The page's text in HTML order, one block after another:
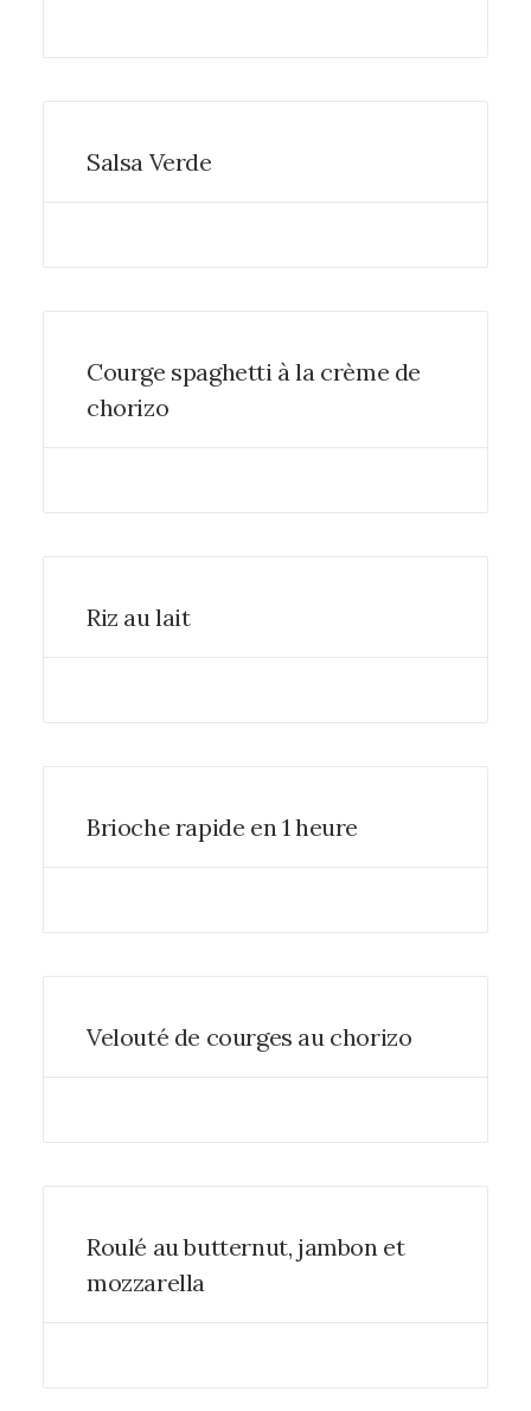
Salsa Verde
Courge spaghetti à la crème de
chorizo
Riz au lait
Brioche rapide en 1 heure
Velouté de courges au chorizo
Roulé au butternut, jambon et
mozzarella